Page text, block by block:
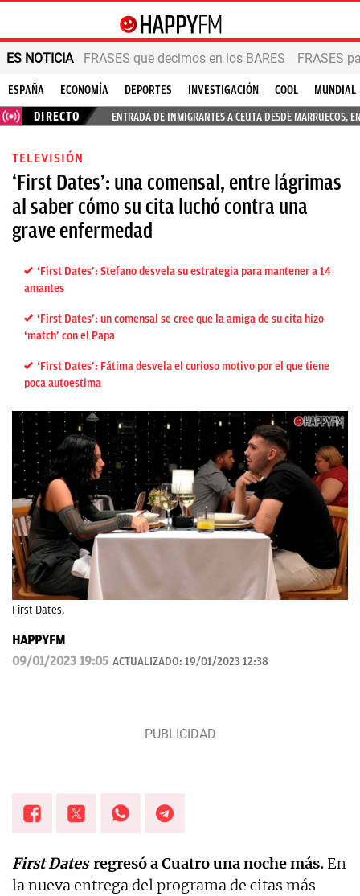
ES NOTICIA FRASES que decimos en los BARES FRASES
ESPAÑA ECONOMÍA DEPORTES INVESTIGACIÓN COOL
MUNDIAL
DIRECTO
ENTRADA DE INMIGRANTES A CEUTA DESDE MARRUECOS,
TELEVISIÓN
‘First Dates’: una comensal, entre lágrimas
al saber cómo su cita luchó contra una
grave enfermedad
‘First Dates’: Stefano desvela su estrategia para mantener a 14
amantes
‘First Dates’: un comensal se cree que la amiga de su cita hizo
‘match’ con el Papa
‘First Dates’: Fátima desvela el curioso motivo por el que tiene
poca autoestima
First Dates.
HAPPYFM
09/01/2023 19:05 ACTUALIZADO: 19/01/2023 12:38
First Datesregresó a Cuatro una noche más.En
la nueva entrega del programa de citas más